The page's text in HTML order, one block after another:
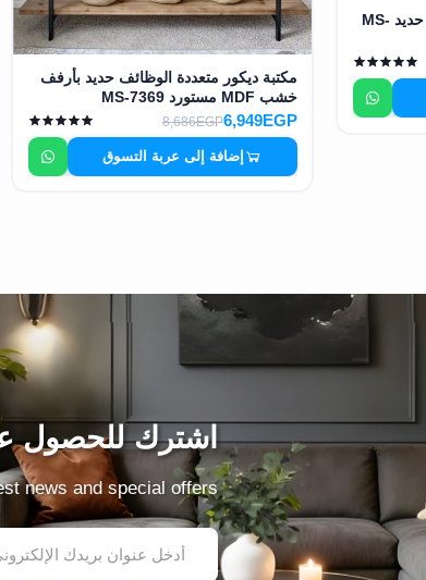
وحدة أرفف ديكور زجاج شفاف حديد MS-
مكتبة ديكور متعددة الوظائف حديد بأرفف
خشب MDF مستورد MS-7369
6,949EGP
8,686EGP
إضافة إلى عربة التسوق
اشترك للحصول
news and special offers